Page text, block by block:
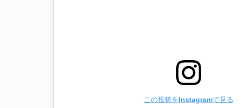
この投稿をInstagramで見る